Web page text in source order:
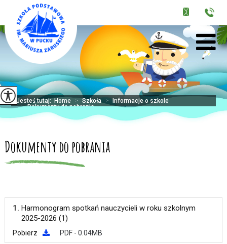
Jesteś tutaj: Home > Szkoła > Informacje o szkole
> Dokumenty do pobrania ...
Dokumenty do pobrania
1. Harmonogram spotkań nauczycieli w roku szkolnym
2025-2026 (1)
Pobierz PDF - 0.04MB